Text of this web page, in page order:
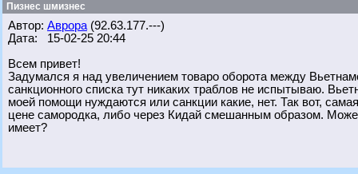
Пизнес шмизнес
Автор: Аврора (92.63.177.---)
Дата: 15-02-25 20:44
Всем привет!
Задумался я над увеличением товаро оборота между
санкционного списка тут никаких траблов не испытываю.
моей помощи нуждаются или санкции какие, нет. Так вот,
цене самородка, либо через Кидай смешанным образом.
имеет?